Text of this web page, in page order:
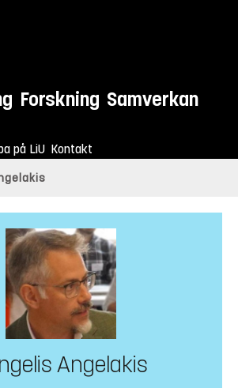
Forskning Samverkan
på LiU Kontakt
Angelakis